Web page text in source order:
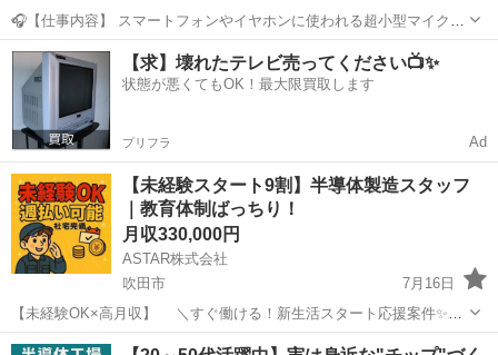
🎧【仕事内容】 スマートフォンやイヤホンに使われる超小型マイクを
作る軽作業のお仕事です！ • 部品の取り付け・はんだ付け補助
• 顕微鏡を使った検査作業（視力検査あり） • 製品の梱包、出荷
前準備 • ...
大阪 高槻市 半導体 社会保険
【求】壊れたテレビ売ってください📺✨
状態が悪くてもOK！最大限買取します
プリフラ Ad
【未経験スタート9割】半導体製造スタッフ
｜教育体制ばっちり！
月収330,000円
ASTAR株式会社
吹田市
7月16日
【未経験OK×高月収】 ＼すぐ働ける！新生活スタート応援案件✨／
◎環境変えたい！ ◎心機一転、新しい場所で働きたい！ ◎とにかくす
大阪 吹田市 未経験